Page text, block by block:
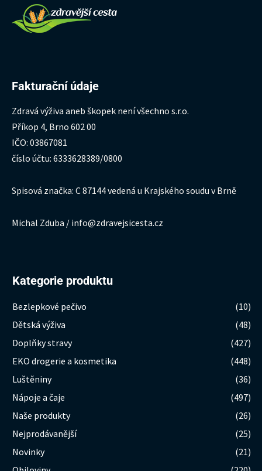
Fakturační údaje
Zdravá výživa aneb škopek není všechno s.r.o.
Příkop 4, Brno 602 00
IČO: 03867081
číslo účtu: 6333628389/0800
Spisová značka: C 87144 vedená u Krajského soudu v Brně
Michal Zduba / info@zdravejsicesta.cz
Kategorie produktu
Bezlepkové pečivo
(10)
Dětská výživa
(48)
Doplňky stravy
(427)
EKO drogerie a kosmetika
(448)
Luštěniny
(36)
Nápoje a čaje
(497)
Naše produkty
(26)
Nejprodávanější
(25)
Novinky
(21)